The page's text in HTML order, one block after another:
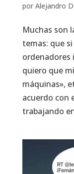
por Alejandro
Muchas son
temas: que
ordenadores
quiero que
máquinas»,
acuerdo con
trabajando